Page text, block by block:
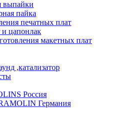
выпайки
пайка
печатных плат
цапонлак
макетных плат
,катализатор
Россия
Германия